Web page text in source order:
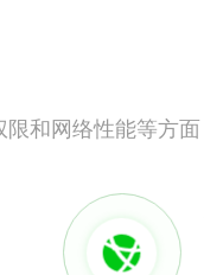
和网络性能等方面